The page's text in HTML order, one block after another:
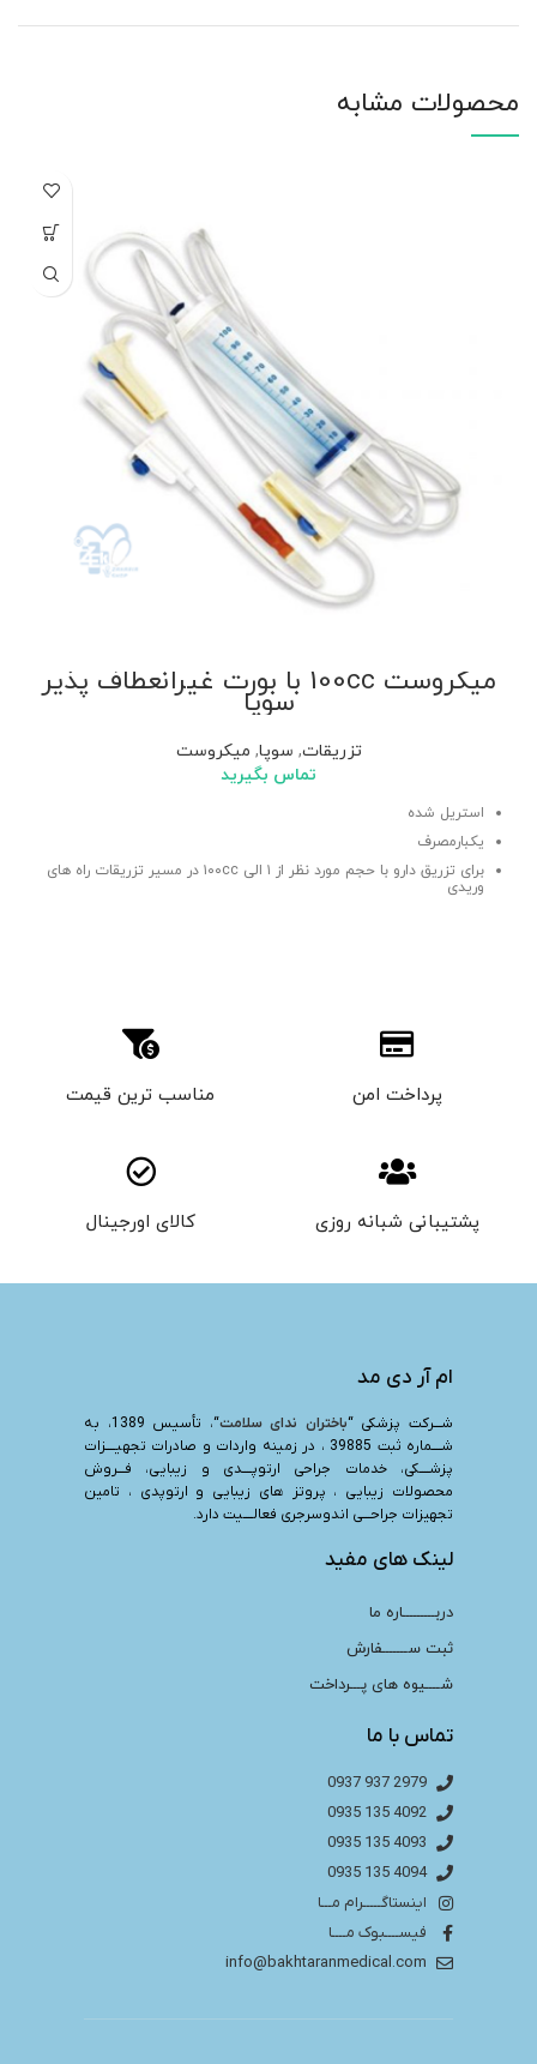
محصولات مشابه
میکروست 100cc با بورت غیرانعطاف پذیر
سوپا
تزریقات, سوپا, میکروست
تماس بگیرید
استریل شده
یکبارمصرف
برای تزریق دارو با حجم مورد نظر از ۱ الی ۱۰۰cc در مسیر تزریقات راه های
وریدی
پرداخت امن مناسب ترین قیمت
پشتیبانی شبانه روزی کالای اورجینال
ام آر دی مد
شـــرکت پزشکی “باختران ندای سلامت
“، تأسیس 1389، به
شــــماره ثبت 39885 ، در زمینه واردات و صادرات تجهیــــزات
پزشــــکی، خدمات جراحی ارتوپــــدی و زیبایی، فـــروش
محصولات زیبایی ، پروتز های زیبایی و ارتوپدی ، تامین
تجهیزات جراحـــی اندوسرجری فعالــــیت دارد.
لینک های مفید
دربـــــــــاره ما
ثبت ســـــــفارش
شــــیوه های پـــرداخت
تماس با ما
2979 937 0937
4092 135 0935
4093 135 0935
4094 135 0935
اینستاگـــــرام مـــا
فیســــبوک مــــا
info@bakhtaranmedical.com